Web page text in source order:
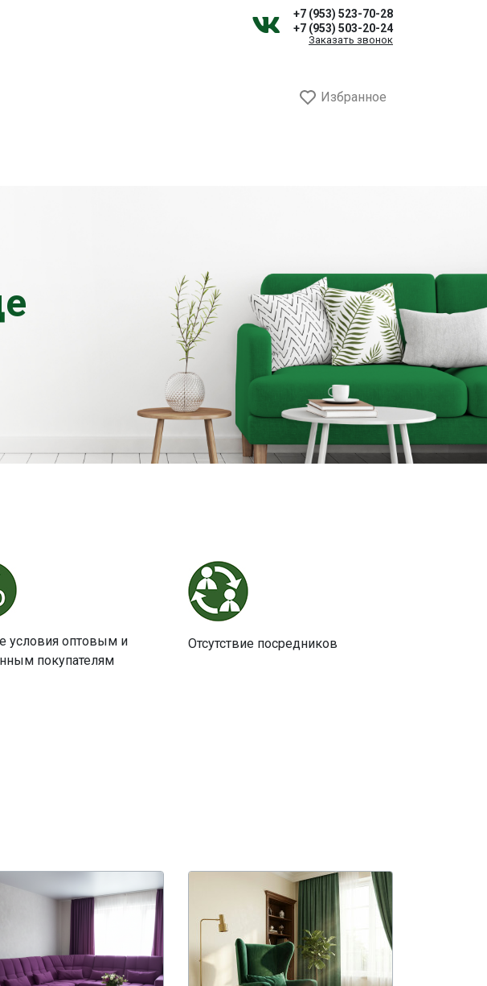
+7 (953) 523-70-28
+7 (953) 503-20-24
Заказать звонок
Избранное
условия оптовым и
покупателям
Отсутствие посредников